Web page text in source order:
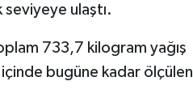
seviyeye ulaştı.
733,7 kilogram yağış
bugüne kadar ölçülen